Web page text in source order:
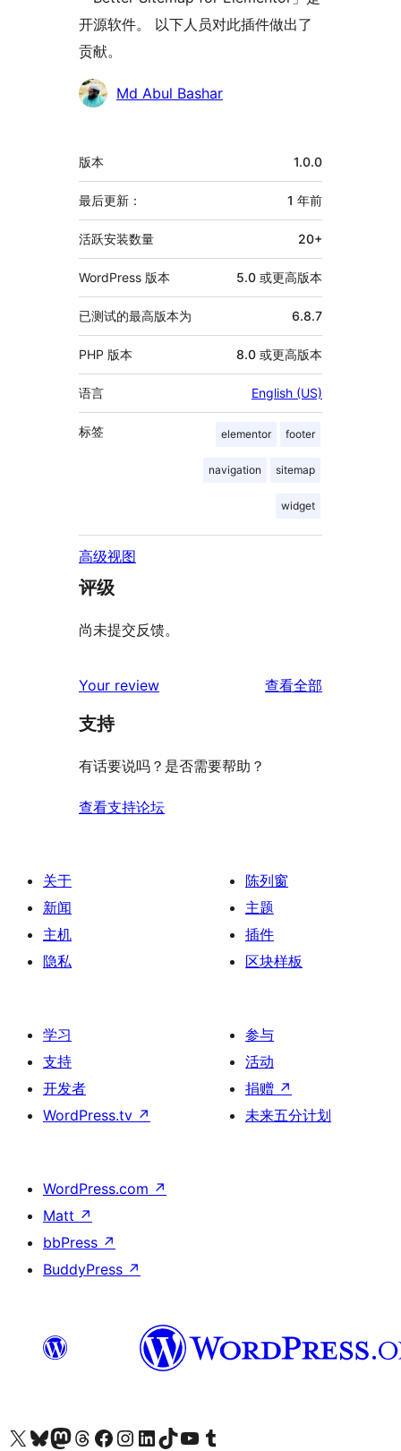
开源软件。 以下人员对此插件做出了
贡献。
贡
Md Abul Bashar
额
外
信
息
版本 1.0.0
最后更新： 1 年前
活跃安装数量 20+
WordPress 版本 5.0 或更高版本
已测试的最高版本为 6.8.7
PHP 版本 8.0 或更高版本
语言 English (US)
标签 elementor footer
navigation sitemap
widget
高级视图
评级
尚未提交反馈。
Your review 查看全部
支持
有话要说吗？是否需要帮助？
查看支持论坛
关于
新闻
主机
隐私
陈列窗
主题
插件
区块样板
学习
支持
开发者
WordPress.tv ↗
参与
活动
捐赠 ↗
未来五分计划
WordPress.com ↗
Matt ↗
bbPress ↗
BuddyPress ↗
关注我们的 X（原 Twitter）账号访问我们的 Bluesky 账号关注我们的 Mastodon 账号访问我们的 Threads 账号 访问我们的 Facebook 公共主页关注我们的 Instagram 账号 关注我们的 LinkedIn 主页访问我们的 TikTok 账号访问我们的 YouTube 频道 访问我们的 Tumblr 账号